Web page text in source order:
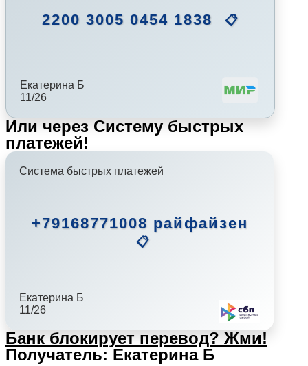
2200 3005 0454 1838 📋
Екатерина Б
11/26
Или через Систему быстрых
платежей!
Система быстрых платежей
+79168771008 райфайзен
📋
Екатерина Б
11/26
Банк блокирует перевод? Жми!
Получатель: Екатерина Б